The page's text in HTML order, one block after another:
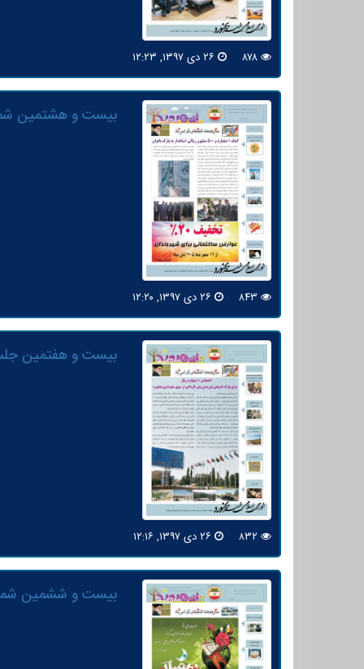
بیست و هشتمین
بیست و هفتمین
بیست و ششمین